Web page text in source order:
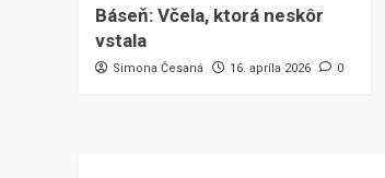
Báseň: Včela, ktorá neskôr
vstala
Simona Česaná 16. apríla 2026 0